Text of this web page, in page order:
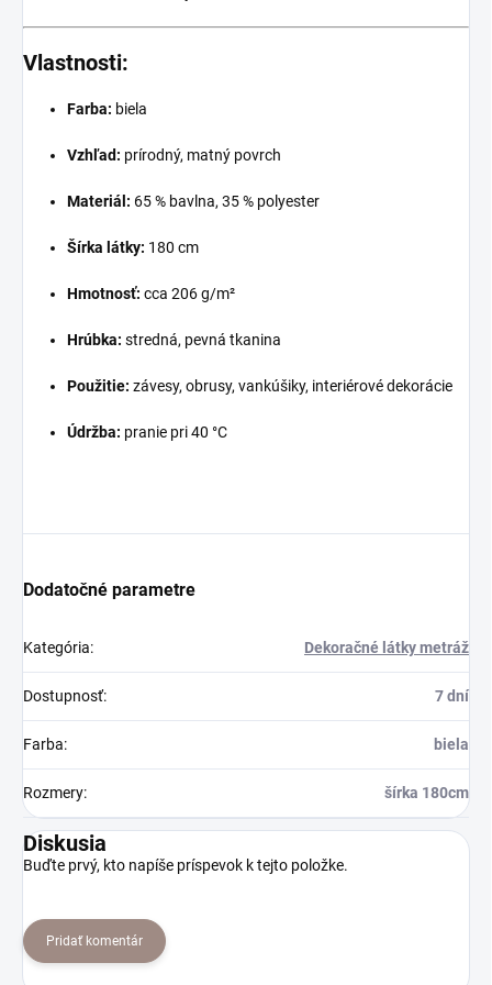
Vlastnosti:
Farba: biela
Vzhľad: prírodný, matný povrch
Materiál: 65 % bavlna, 35 % polyester
Šírka látky: 180 cm
Hmotnosť: cca 206 g/m²
Hrúbka: stredná, pevná tkanina
Použitie: závesy, obrusy, vankúšiky, interiérové dekorácie
Údržba: pranie pri 40 °C
Dodatočné parametre
Kategória: Dekoračné látky metráž
Dostupnosť: 7 dní
Farba: biela
Rozmery: šírka 180cm
Diskusia
Buďte prvý, kto napíše príspevok k tejto položke.
Pridať komentár